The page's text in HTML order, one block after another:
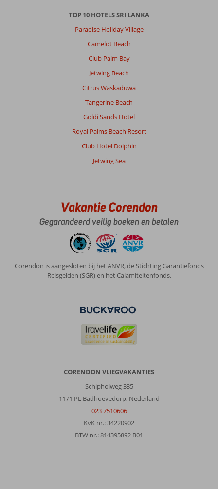
TOP 10 HOTELS SRI LANKA
Paradise Holiday Village
Camelot Beach
Club Palm Bay
Jetwing Beach
Citrus Waskaduwa
Tangerine Beach
Goldi Sands Hotel
Royal Palms Beach Resort
Club Hotel Dolphin
Jetwing Sea
Vakantie Corendon
Gegarandeerd veilig boeken en betalen
Corendon is aangesloten bij het ANVR, de Stichting Garantiefonds
Reisgelden (SGR) en het Calamiteitenfonds.
CORENDON VLIEGVAKANTIES
Schipholweg 335
1171 PL Badhoevedorp, Nederland
023 7510606
KvK nr.: 34220902
BTW nr.: 814395892 B01